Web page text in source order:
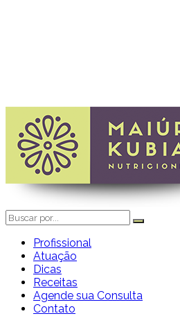
Profissional
Atuação
Dicas
Receitas
Agende sua Consulta
Contato